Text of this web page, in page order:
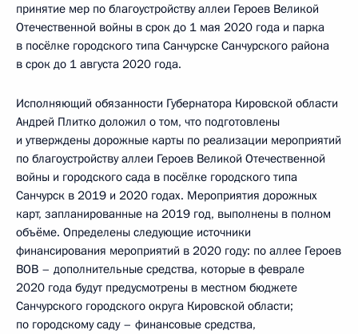
принятие мер по благоустройству аллеи Героев Великой
Отечественной войны в срок до 1 мая 2020 года и парка
в посёлке городского типа Санчурске Санчурского района
в срок до 1 августа 2020 года.
Исполняющий обязанности Губернатора Кировской области
Андрей Плитко доложил о том, что подготовлены
и утверждены дорожные карты по реализации мероприятий
по благоустройству аллеи Героев Великой Отечественной
войны и городского сада в посёлке городского типа
Санчурск в 2019 и 2020 годах. Мероприятия дорожных
карт, запланированные на 2019 год, выполнены в полном
объёме. Определены следующие источники
финансирования мероприятий в 2020 году: по аллее Героев
ВОВ – дополнительные средства, которые в феврале
2020 года будут предусмотрены в местном бюджете
Санчурского городского округа Кировской области;
по городскому саду – финансовые средства,